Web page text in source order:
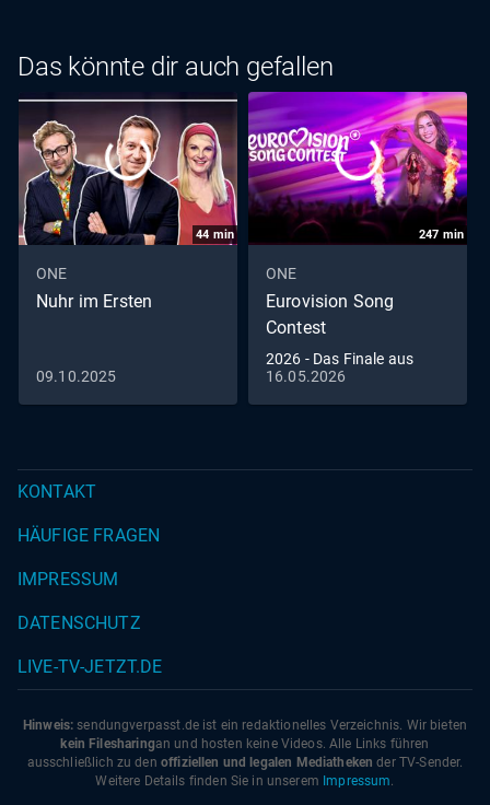
Das könnte dir auch gefallen
44 min
ONE
Nuhr im Ersten
09.10.2025
247 min
ONE
Eurovision Song
Contest
2026 - Das Finale aus
Wien
16.05.2026
KONTAKT
HÄUFIGE FRAGEN
IMPRESSUM
DATENSCHUTZ
LIVE-TV-JETZT.DE
Hinweis: sendungverpasst.de ist ein redaktionelles Verzeichnis. Wir bieten
kein Filesharingan und hosten keine Videos. Alle Links führen
ausschließlich zu den offiziellen und legalen Mediatheken der TV-Sender.
Weitere Details finden Sie in unserem Impressum.